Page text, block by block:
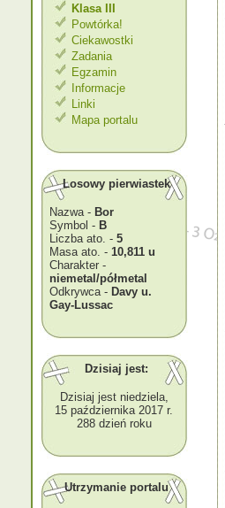
Klasa III
Powtórka!
Ciekawostki
Zadania
Egzamin
Informacje
Linki
Mapa portalu
Losowy pierwiastek
Nazwa - Bor
Symbol - B
Liczba ato. - 5
Masa ato. - 10,811 u
Charakter -
niemetal/półmetal
Odkrywca - Davy u.
Gay-Lussac
Dzisiaj jest:
Dzisiaj jest niedziela,
15 października 2017 r.
288 dzień roku
Utrzymanie portalu